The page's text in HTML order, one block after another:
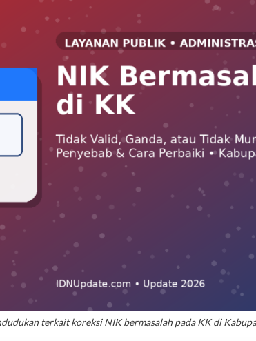
terkait koreksi NIK bermasalah pada KK di